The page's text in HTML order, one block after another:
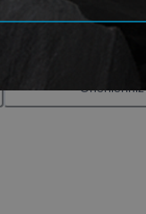
Önerileriniz